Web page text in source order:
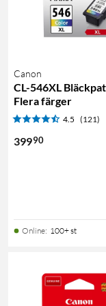
Canon
CL-546XL
Flera färger
4.5 (121)
39990
Online: 100+ st